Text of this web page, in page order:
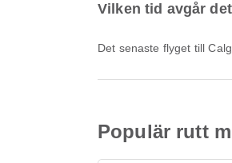
Vilken tid avgår
Det senaste flyget till
Populär rutt